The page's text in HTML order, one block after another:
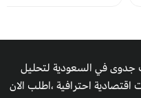
في السعودية لتحليل
احترافية ،اطلب الان